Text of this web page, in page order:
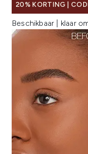
20% KORTING |
Beschikbaar | klaar